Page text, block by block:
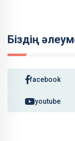
Біздің
facebook
youtube